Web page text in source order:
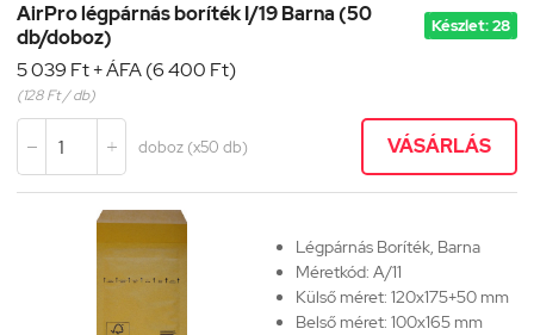
AirPro légpárnás boríték I/19 Barna (50
db/doboz)
Készlet: 28
5 039 Ft + ÁFA (6 400 Ft)
(128 Ft / db)
  doboz (x50 db) VÁSÁRLÁS
Légpárnás Boríték, Barna
Méretkód: A/11
Külső méret: 120x175+50 mm
Belső méret: 100x165 mm